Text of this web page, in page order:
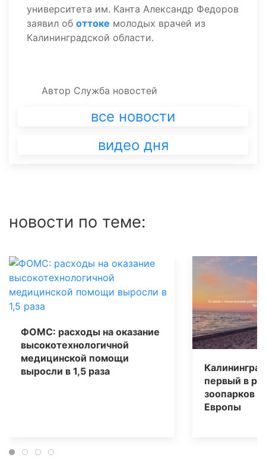
университета им. Канта Александр Федоров
заявил об оттоке молодых врачей из
Калининградской области.
Автор Служба новостей
все новости
видео дня
новости по теме:
ФОМС: расходы на оказание
высокотехнологичной
медицинской помощи
выросли в 1,5 раза
первый в
зоопарков
Европы